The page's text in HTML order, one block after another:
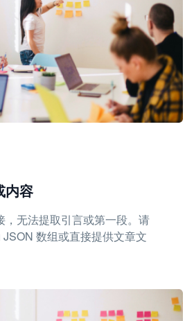
内容
，无法提取引言或第一段。请
数组或直接提供文章文